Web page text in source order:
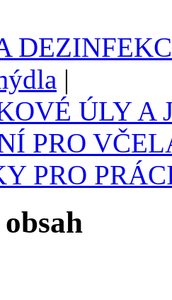
|
ÚLY A
PRO
PRO